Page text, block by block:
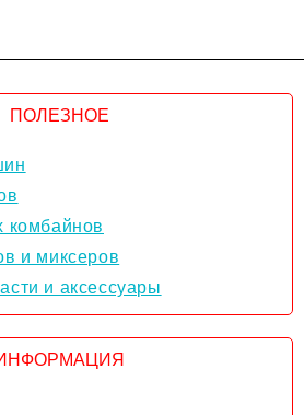
ПОЛЕЗНОЕ
комбайнов
и миксеров
и аксессуары